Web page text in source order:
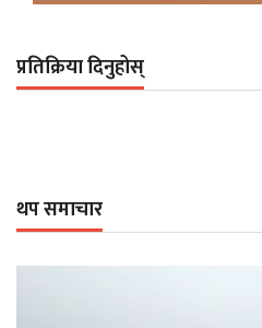
प्रतिक्रिया दिनुहोस्
थप समाचार